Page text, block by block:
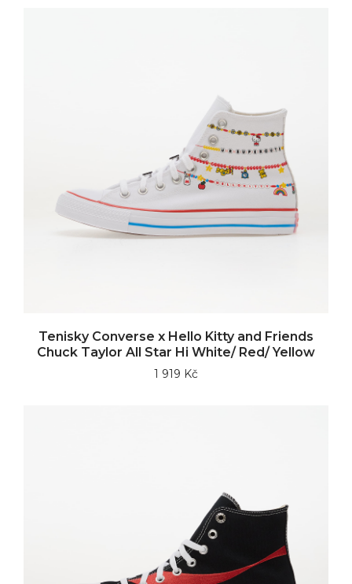
Tenisky Converse x Hello Kitty and Friends
Chuck Taylor All Star Hi White/ Red/ Yellow
1 919 Kč